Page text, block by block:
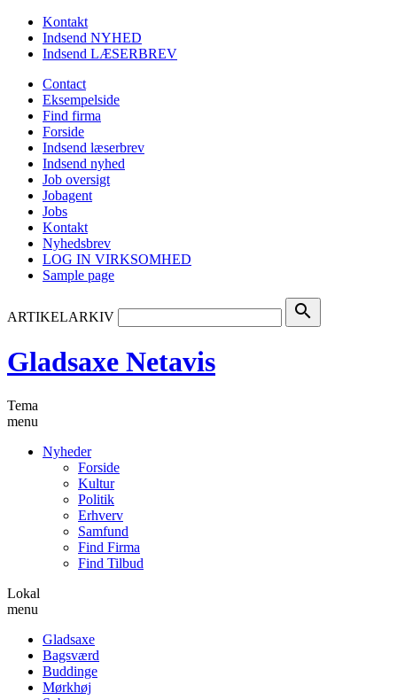
Kontakt
Indsend NYHED
Indsend LÆSERBREV
Contact
Eksempelside
Find firma
Forside
Indsend læserbrev
Indsend nyhed
Job oversigt
Jobagent
Jobs
Kontakt
Nyhedsbrev
LOG IN VIRKSOMHED
Sample page
ARTIKELARKIV search
Gladsaxe Netavis
Tema
menu
Nyheder
Forside
Kultur
Politik
Erhverv
Samfund
Find Firma
Find Tilbud
Lokal
menu
Gladsaxe
Bagsværd
Buddinge
Mørkhøj